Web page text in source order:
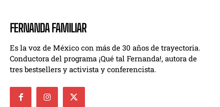
FERNANDA FAMILIAR
Es la voz de México con más de 30 años de trayectoria.
Conductora del programa ¡Qué tal Fernanda!, autora de
tres bestsellers y activista y conferencista.